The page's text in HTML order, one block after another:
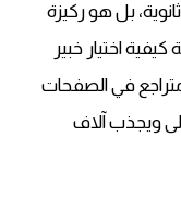
بل هو ركيزة
اختيار خبير
في الصفحات
ويجذب آلاف